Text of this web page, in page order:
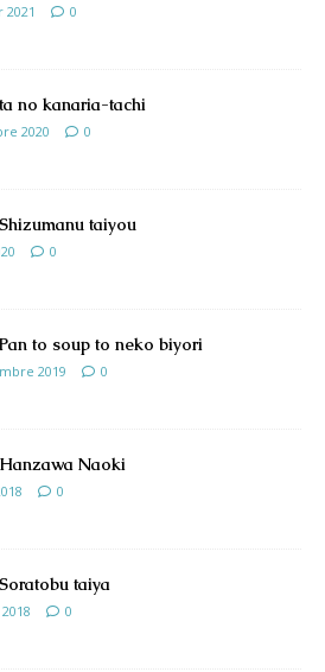
2021 0
no kanaria-tachi
2020 0
taiyou
0
to soup to neko biyori
2019 0
Naoki
0
taiya
0